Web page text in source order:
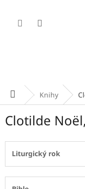
obsah
Domů Knihy
Clotilde Noël
Liturgický rok